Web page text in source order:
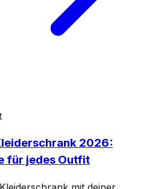
2026:
für jedes Outfit